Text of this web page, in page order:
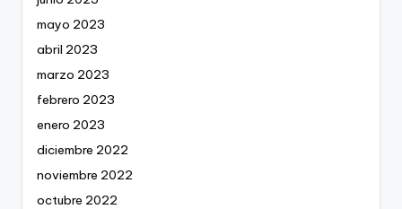
mayo 2023
abril 2023
marzo 2023
febrero 2023
enero 2023
diciembre 2022
noviembre 2022
octubre 2022